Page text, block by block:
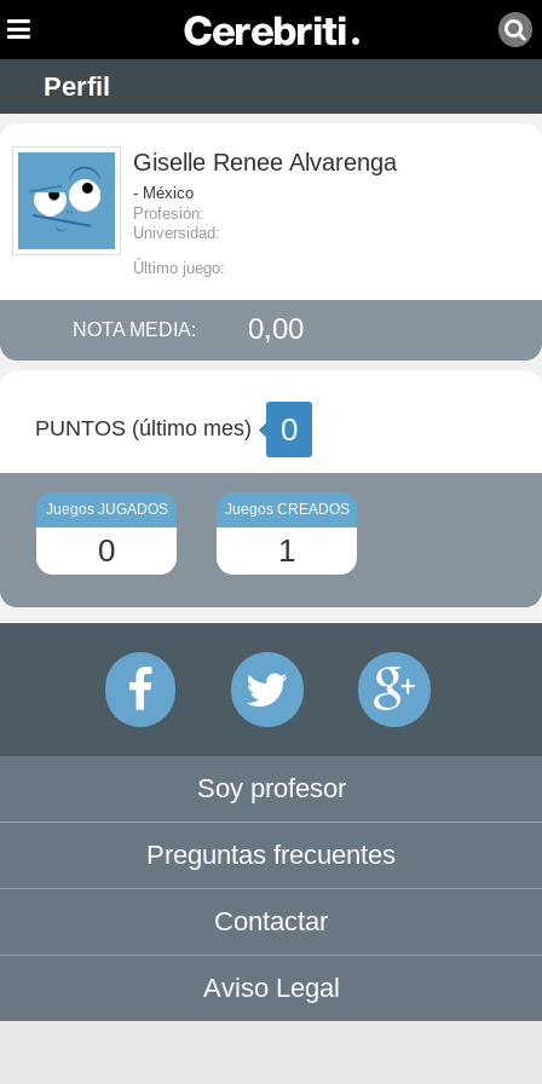
Perfil
Giselle Renee Alvarenga
- México
Profesión:
Universidad:
Último juego:
NOTA MEDIA: 0,00
PUNTOS (último mes) 0
Juegos JUGADOS
0
Juegos CREADOS
1
Soy profesor
Preguntas frecuentes
Contactar
Aviso Legal